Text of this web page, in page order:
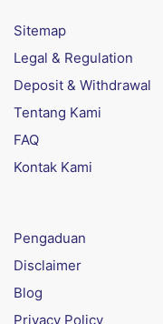
Sitemap
Legal & Regulation
Deposit & Withdrawal
Tentang Kami
FAQ
Kontak Kami
Pengaduan
Disclaimer
Blog
Privacy Policy